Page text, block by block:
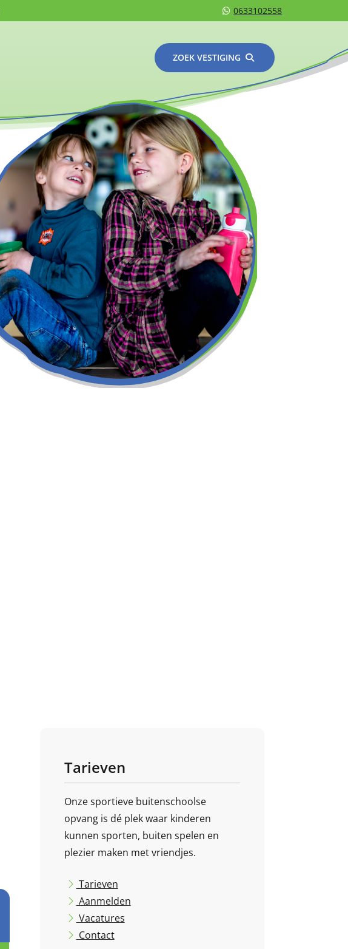
0633102558
ZOEK VESTIGING
Tarieven
Onze sportieve buitenschoolse
opvang is dé plek waar kinderen
kunnen sporten, buiten spelen en
plezier maken met vriendjes.
Tarieven
Aanmelden
Vacatures
Contact